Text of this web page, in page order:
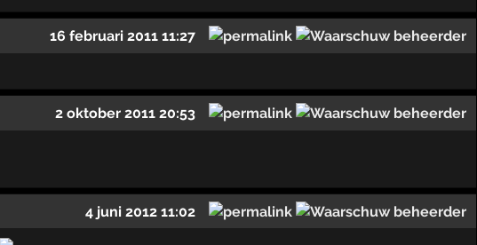
16 februari 2011 11:27
2 oktober 2011 20:53
4 juni 2012 11:02